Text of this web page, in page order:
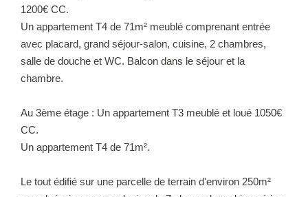
1200€ CC.
Un appartement T4 de 71m² meublé comprenant entrée
avec placard, grand séjour-salon, cuisine, 2 chambres,
salle de douche et WC. Balcon dans le séjour et la
chambre.
Au 3ème étage : Un appartement T3 meublé et loué 1050€
CC.
Un appartement T4 de 71m².
Le tout édifié sur une parcelle de terrain d'environ 250m²